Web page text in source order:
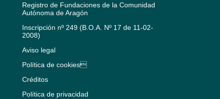
Registro de Fundaciones de la Comunidad
Autónoma de Aragón
Inscripción nº 249 (B.O.A. Nº 17 de 11-02-
2008)
Aviso legal
Política de cookies
Créditos
Política de privacidad